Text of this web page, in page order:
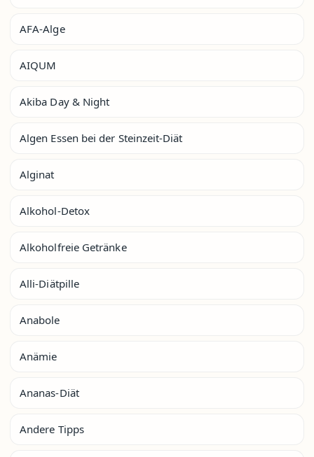
AFA-Alge
AIQUM
Akiba Day & Night
Algen Essen bei der Steinzeit-Diät
Alginat
Alkohol-Detox
Alkoholfreie Getränke
Alli-Diätpille
Anabole
Anämie
Ananas-Diät
Andere Tipps